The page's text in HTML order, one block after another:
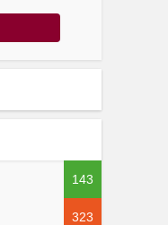
143
323